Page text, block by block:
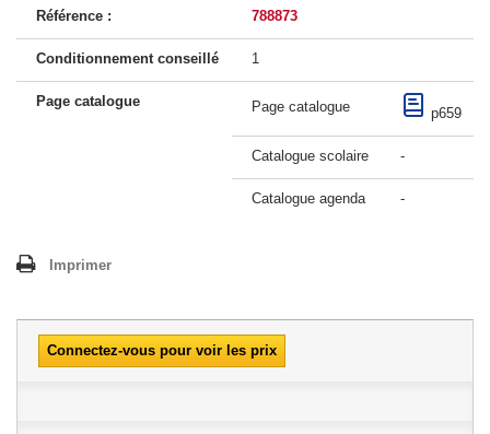
Référence : 788873
Conditionnement conseillé 1
Page catalogue Page catalogue p659
Catalogue scolaire -
Catalogue agenda -
Imprimer
Connectez-vous pour voir les prix